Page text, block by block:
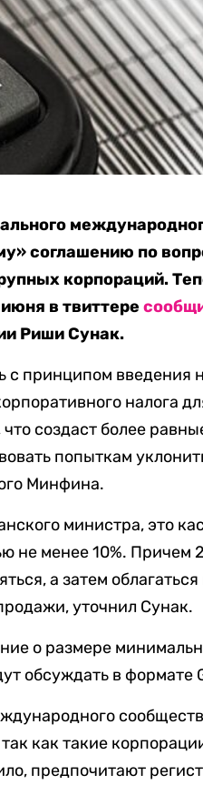
соглашению по
корпораций.
в твиттере
Риши Сунак.
с принципом введения
налога
создаст более
попыткам
Минфина.
министра, это
не менее 10%. Причем
а затем
уточнил Сунак.
о размере
обсуждать в формате
как такие
предпочитают